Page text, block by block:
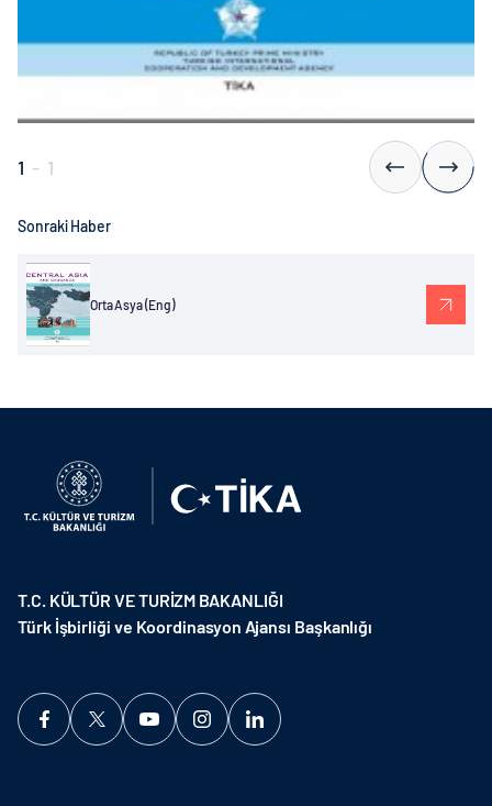
1 - 1
Sonraki Haber
Orta Asya (Eng)
T.C. KÜLTÜR VE TURİZM BAKANLIĞI
Türk İşbirliği ve Koordinasyon Ajansı Başkanlığı